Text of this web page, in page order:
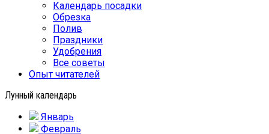
Календарь посадки
Обрезка
Полив
Праздники
Удобрения
Все советы
Опыт читателей
Лунный календарь
Январь
Февраль